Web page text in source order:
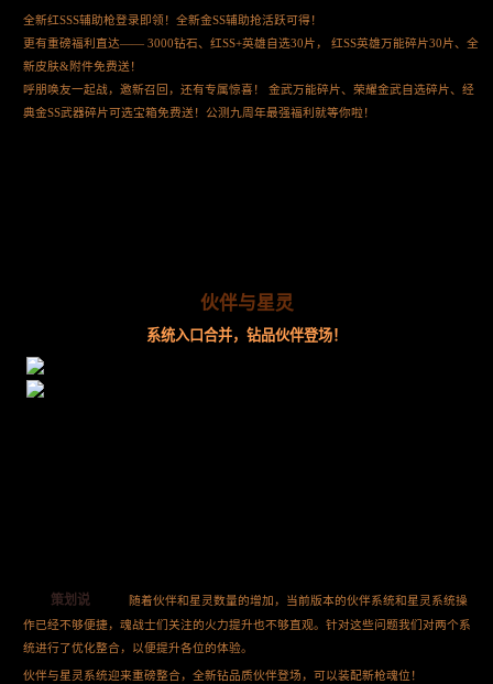
全新红SSS辅助枪登录即领！全新金SS辅助抢活跃可得！
更有重磅福利直达—— 3000钻石、红SS+英雄自选30片， 红SS英雄万能碎片30片、全
新皮肤&附件免费送！
呼朋唤友一起战，邀新召回，还有专属惊喜！ 金武万能碎片、荣耀金武自选碎片、经
典金SS武器碎片可选宝箱免费送！公测九周年最强福利就等你啦！
伙伴与星灵
系统入口合并，钻品伙伴登场！
策划说
随着伙伴和星灵数量的增加，当前版本的伙伴系统和星灵系统操
作已经不够便捷，魂战士们关注的火力提升也不够直观。针对这些问题我们对两个系
统进行了优化整合，以便提升各位的体验。
伙伴与星灵系统迎来重磅整合，全新钻品质伙伴登场，可以装配新枪魂位！